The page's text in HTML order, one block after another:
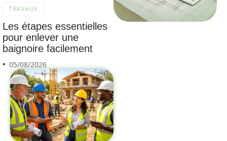
TRAVAUX
Les étapes essentielles
pour enlever une
baignoire facilement
05/08/2026